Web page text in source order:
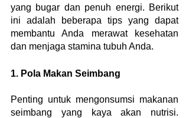
yang bugar dan penuh energi. Berikut
ini adalah beberapa tips yang dapat
membantu Anda merawat kesehatan
dan menjaga stamina tubuh Anda.
1. Pola Makan Seimbang
Penting untuk mengonsumsi makanan
seimbang yang kaya akan nutrisi.